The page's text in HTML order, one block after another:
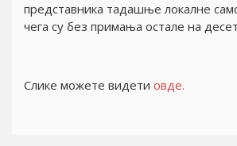
представника тадашње локалне
чега су без примања остале на
Слике можете видети овде.